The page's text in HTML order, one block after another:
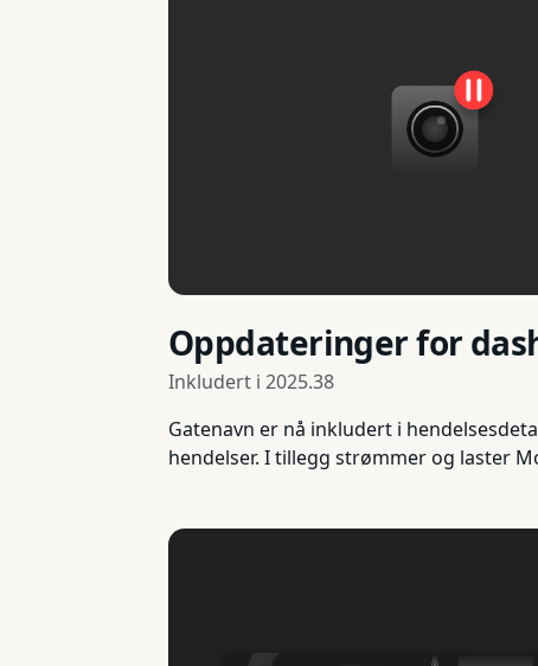
Oppdateringer for
Inkludert i 2025.38
Gatenavn er nå inkludert i
hendelser. I tillegg strømmer og laster